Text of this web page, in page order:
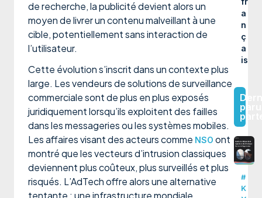
de recherche, la publicité devient alors un
moyen de livrer un contenu malveillant à une
cible, potentiellement sans interaction de
l’utilisateur.
Cette évolution s’inscrit dans un contexte plus
large. Les vendeurs de solutions de surveillance
commerciale sont de plus en plus exposés
juridiquement lorsqu’ils exploitent des failles
dans les messageries ou les systèmes mobiles.
Les affaires visant des acteurs comme NSO ont
montré que les vecteurs d’intrusion classiques
deviennent plus coûteux, plus surveillés et plus
risqués. L’AdTech offre alors une alternative
a
n
ç
a
is
#
K